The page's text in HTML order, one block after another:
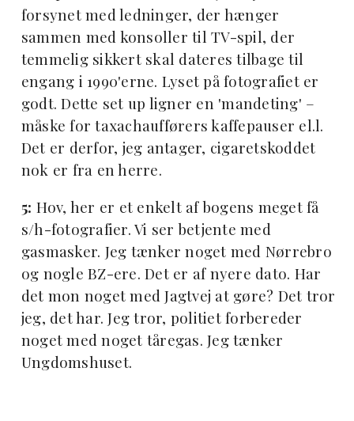
forsynet med ledninger, der hænger
sammen med konsoller til TV-spil, der
temmelig sikkert skal dateres tilbage til
engang i 1990'erne. Lyset på fotografiet er
godt. Dette set up ligner en 'mandeting' –
måske for taxachaufførers kaffepauser el.l.
Det er derfor, jeg antager, cigaretskoddet
nok er fra en herre.
5: Hov, her er et enkelt af bogens meget få
s/h-fotografier. Vi ser betjente med
gasmasker. Jeg tænker noget med Nørrebro
og nogle BZ-ere. Det er af nyere dato. Har
det mon noget med Jagtvej at gøre? Det tror
jeg, det har. Jeg tror, politiet forbereder
noget med noget tåregas. Jeg tænker
Ungdomshuset.